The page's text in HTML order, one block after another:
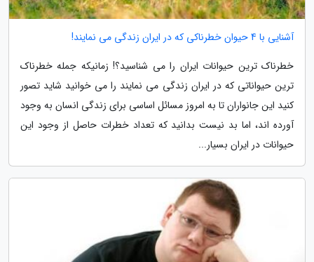
آشنایی با 4 حیوان خطرناکی که در ایران زندگی می نمایند!
خطرناک ترین حیوانات ایران را می شناسید؟! زمانیکه جمله خطرناک
ترین حیواناتی که در ایران زندگی می نمایند را می خوانید شاید تصور
کنید این جانواران تا به امروز مسائل اساسی برای زندگی انسان به وجود
آورده اند، اما بد نیست بدانید که تعداد خطرات حاصل از وجود این
حیوانات در ایران بسیار...